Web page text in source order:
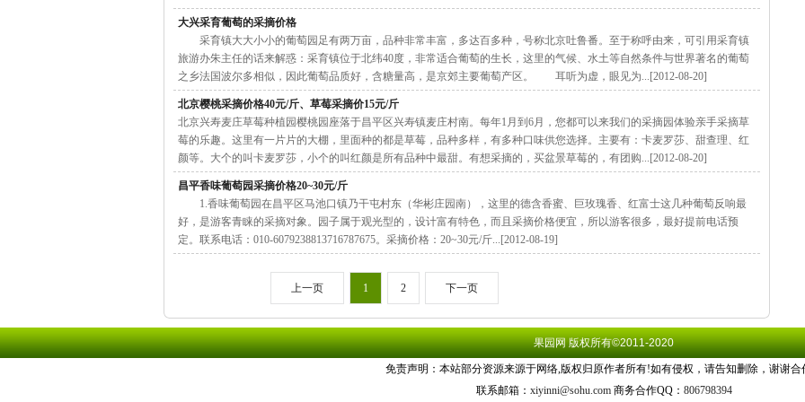
大兴采育葡萄的采摘价格
采育镇大大小小的葡萄园足有两万亩，品种非常丰富，多达百多种，号称北京吐鲁番。至于称呼由来，可引用采育镇
旅游办朱主任的话来解惑：采育镇位于北纬40度，非常适合葡萄的生长，这里的气候、水土等自然条件与世界著名的葡萄
之乡法国波尔多相似，因此葡萄品质好，含糖量高，是京郊主要葡萄产区。 耳听为虚，眼见为...[2012-08-20]
北京樱桃采摘价格40元/斤、草莓采摘价15元/斤
北京兴寿麦庄草莓种植园樱桃园座落于昌平区兴寿镇麦庄村南。每年1月到6月，您都可以来我们的采摘园体验亲手采摘草
莓的乐趣。这里有一片片的大棚，里面种的都是草莓，品种多样，有多种口味供您选择。主要有：卡麦罗莎、甜查理、红
颜等。大个的叫卡麦罗莎，小个的叫红颜是所有品种中最甜。有想采摘的，买盆景草莓的，有团购...[2012-08-20]
昌平香味葡萄园采摘价格20~30元/斤
1.香味葡萄园在昌平区马池口镇乃干屯村东（华彬庄园南），这里的德含香蜜、巨玫瑰香、红富士这几种葡萄反响最
好，是游客青睐的采摘对象。园子属于观光型的，设计富有特色，而且采摘价格便宜，所以游客很多，最好提前电话预
定。联系电话：010-6079238813716787675。采摘价格：20~30元/斤...[2012-08-19]
上一页 1 2 下一页
果园网版权所有©2011-2020
免责声明：本站部分资源来源于网络,版权归原作者所有!如有侵权，请告知删除，谢谢合
联系邮箱： xiyinni@sohu.com商务合作QQ： 806798394